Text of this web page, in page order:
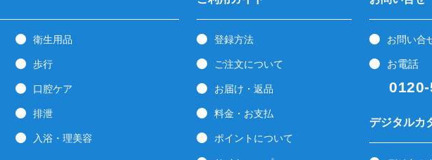
衛生用品
歩行
口腔ケア
排泄
入浴・理美容
登録方法
ご注文について
お届け・返品
料金・お支払
ポイントについて
お問い合
お電話
0120-
デジタルカ